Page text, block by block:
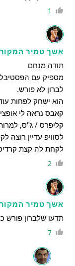
1
אשך טמיר
תודה מנחם
מספיק עם
לברון לא פורש.
הוא ישחק לפחות
קאבס נראה לי
קליפרס / ג"ס,
לסוויפ עדיין רוצה
לקחת לה קצת
2
אשך טמיר
תדעו שלברון פורש
7